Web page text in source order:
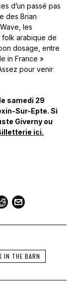
d’un passé pas
des Brian
les
folk arabique de
dosage, entre
in France »
pour venir
samedi 29
Sur-Epte. Si
Giverny ou
ici.
IN THE BARN